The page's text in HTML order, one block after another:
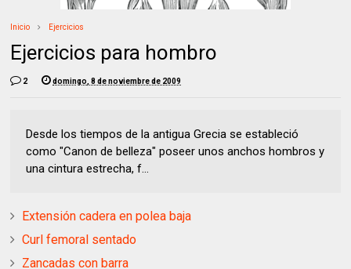
Inicio Ejercicios
Ejercicios para hombro
2 domingo, 8 de noviembre de 2009
Desde los tiempos de la antigua Grecia se estableció
como "Canon de belleza" poseer unos anchos hombros y
una cintura estrecha, f...
Extensión cadera en polea baja
Curl femoral sentado
Zancadas con barra